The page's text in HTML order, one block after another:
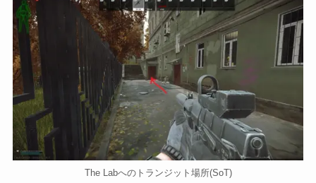
The Labへのトランジット場所(SoT)